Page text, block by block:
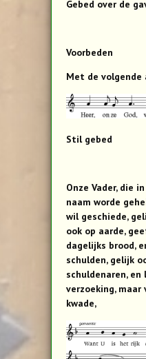
Gebed over de
Voorbeden
Met de volgende
Stil gebed
Onze Vader, die
naam worde
wil geschiede,
ook op aarde,
dagelijks brood,
schulden, gelijk
schuldenaren,
verzoeking,
kwade,